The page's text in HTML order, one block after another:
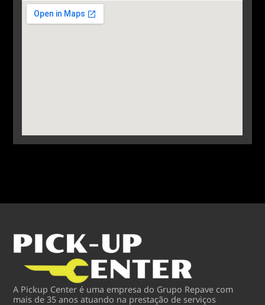
A Pickup Center é uma empresa do Grupo Repave com
mais de 35 anos atuando na prestação de serviços